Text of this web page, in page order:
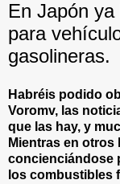
En Japón
para
gasolineras.
Habréis podido
Voromv, las
que las hay, y
Mientras en otros
concienciándose
los combustibles